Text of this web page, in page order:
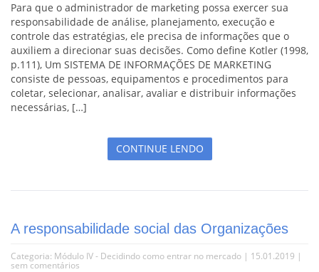
Para que o administrador de marketing possa exercer sua
responsabilidade de análise, planejamento, execução e
controle das estratégias, ele precisa de informações que o
auxiliem a direcionar suas decisões. Como define Kotler (1998,
p.111), Um SISTEMA DE INFORMAÇÕES DE MARKETING
consiste de pessoas, equipamentos e procedimentos para
coletar, selecionar, analisar, avaliar e distribuir informações
necessárias, […]
CONTINUE LENDO
A responsabilidade social das Organizações
Categoria: Módulo IV - Decidindo como entrar no mercado | 15.01.2019 |
sem comentários